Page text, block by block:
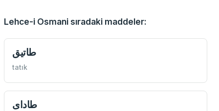
Lehce-i Osmani sıradaki maddeler:
طاتيق
tatık
طادای